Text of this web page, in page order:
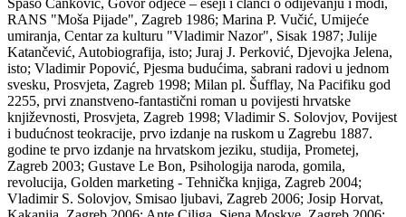
RANS "Moša Pijade", Zagreb 1986; Marina P. Vučić, Umijeće
umiranja, Centar za kulturu "Vladimir Nazor", Sisak 1987; Julije
Katančević, Autobiografija, isto; Juraj J. Perković, Djevojka Jelena,
isto; Vladimir Popović, Pjesma budućima, sabrani radovi u jednom
svesku, Prosvjeta, Zagreb 1998; Milan pl. Šufflay, Na Pacifiku god
2255, prvi znanstveno-fantastični roman u povijesti hrvatske
književnosti, Prosvjeta, Zagreb 1998; Vladimir S. Solovjov, Povijest
i budućnost teokracije, prvo izdanje na ruskom u Zagrebu 1887.
godine te prvo izdanje na hrvatskom jeziku, studija, Prometej,
Zagreb 2003; Gustave Le Bon, Psihologija naroda, gomila,
revolucija, Golden marketing - Tehnička knjiga, Zagreb 2004;
Vladimir S. Solovjov, Smisao ljubavi, Zagreb 2006; Josip Horvat,